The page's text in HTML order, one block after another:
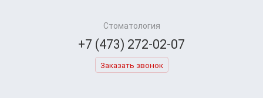
Стоматология
+7 (473) 272-02-07
Заказать звонок